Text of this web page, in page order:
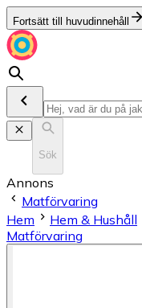
Fortsätt till huvudinnehåll
Sök
Annons
Matförvaring
Hem
Hem & Hushåll
Matförvaring